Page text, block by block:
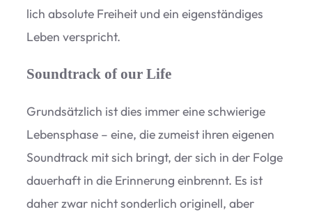
lich abso­lute Frei­heit und ein eigen­stän­di­ges
Leben verspricht.
Soundtrack of our Life
Grund­sätz­lich ist dies immer eine schwie­rige
Lebens­phase – eine, die zumeist ihren eige­nen
Sound­track mit sich bringt, der sich in der Folge
dau­er­haft in die Erin­ne­rung ein­brennt. Es ist
daher zwar nicht son­der­lich ori­gi­nell, aber